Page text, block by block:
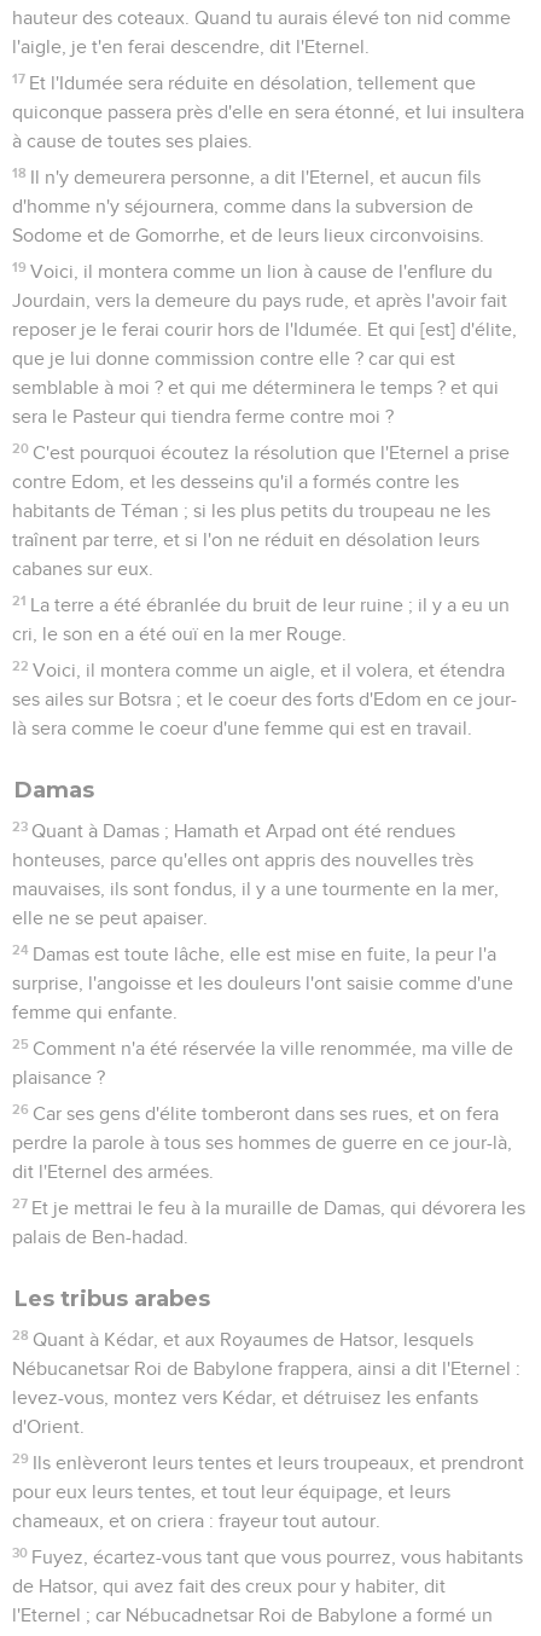
hauteur des coteaux. Quand tu aurais élevé ton nid comme
l'aigle, je t'en ferai descendre, dit l'Eternel.
17 Et l'Idumée sera réduite en désolation, tellement que
quiconque passera près d'elle en sera étonné, et lui insultera
à cause de toutes ses plaies.
18 Il n'y demeurera personne, a dit l'Eternel, et aucun fils
d'homme n'y séjournera, comme dans la subversion de
Sodome et de Gomorrhe, et de leurs lieux circonvoisins.
19 Voici, il montera comme un lion à cause de l'enflure du
Jourdain, vers la demeure du pays rude, et après l'avoir fait
reposer je le ferai courir hors de l'Idumée. Et qui [est] d'élite,
que je lui donne commission contre elle ? car qui est
semblable à moi ? et qui me déterminera le temps ? et qui
sera le Pasteur qui tiendra ferme contre moi ?
20 C'est pourquoi écoutez la résolution que l'Eternel a prise
contre Edom, et les desseins qu'il a formés contre les
habitants de Téman ; si les plus petits du troupeau ne les
traînent par terre, et si l'on ne réduit en désolation leurs
cabanes sur eux.
21 La terre a été ébranlée du bruit de leur ruine ; il y a eu un
cri, le son en a été ouï en la mer Rouge.
22 Voici, il montera comme un aigle, et il volera, et étendra
ses ailes sur Botsra ; et le coeur des forts d'Edom en ce jour-
là sera comme le coeur d'une femme qui est en travail.
Damas
23 Quant à Damas ; Hamath et Arpad ont été rendues
honteuses, parce qu'elles ont appris des nouvelles très
mauvaises, ils sont fondus, il y a une tourmente en la mer,
elle ne se peut apaiser.
24 Damas est toute lâche, elle est mise en fuite, la peur l'a
surprise, l'angoisse et les douleurs l'ont saisie comme d'une
femme qui enfante.
25 Comment n'a été réservée la ville renommée, ma ville de
plaisance ?
26 Car ses gens d'élite tomberont dans ses rues, et on fera
perdre la parole à tous ses hommes de guerre en ce jour-là,
dit l'Eternel des armées.
27 Et je mettrai le feu à la muraille de Damas, qui dévorera les
palais de Ben-hadad.
Les tribus arabes
28 Quant à Kédar, et aux Royaumes de Hatsor, lesquels
Nébucanetsar Roi de Babylone frappera, ainsi a dit l'Eternel :
levez-vous, montez vers Kédar, et détruisez les enfants
d'Orient.
29 Ils enlèveront leurs tentes et leurs troupeaux, et prendront
pour eux leurs tentes, et tout leur équipage, et leurs
chameaux, et on criera : frayeur tout autour.
30 Fuyez, écartez-vous tant que vous pourrez, vous habitants
de Hatsor, qui avez fait des creux pour y habiter, dit
l'Eternel ; car Nébucadnetsar Roi de Babylone a formé un